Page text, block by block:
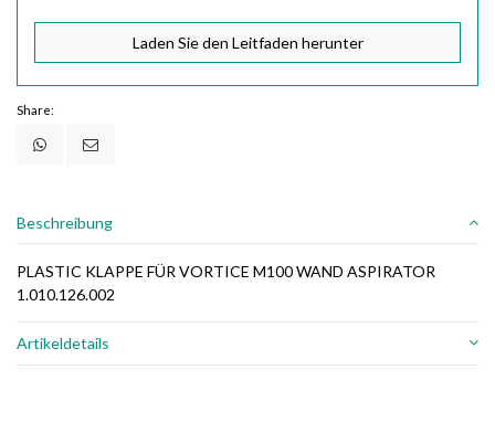
Laden Sie den Leitfaden herunter
Share:
Beschreibung
PLASTIC KLAPPE FÜR VORTICE M100 WAND ASPIRATOR
1.010.126.002
Artikeldetails